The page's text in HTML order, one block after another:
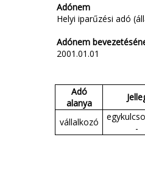
Adónem
Helyi iparűzési adó
Adónem
2001.01.01
Adó
alanya
vállalkozó
-